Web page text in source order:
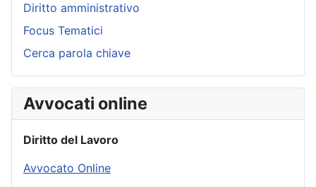
Diritto amministrativo
Focus Tematici
Cerca parola chiave
Avvocati online
Diritto del Lavoro
Avvocato Online